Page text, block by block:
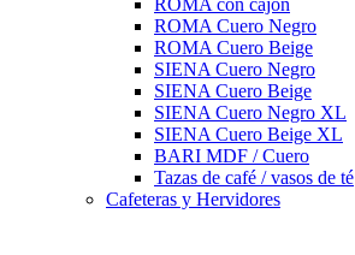
ROMA con cajon
ROMA Cuero Negro
ROMA Cuero Beige
SIENA Cuero Negro
SIENA Cuero Beige
SIENA Cuero Negro XL
SIENA Cuero Beige XL
BARI MDF / Cuero
Tazas de café / vasos de té
Cafeteras y Hervidores